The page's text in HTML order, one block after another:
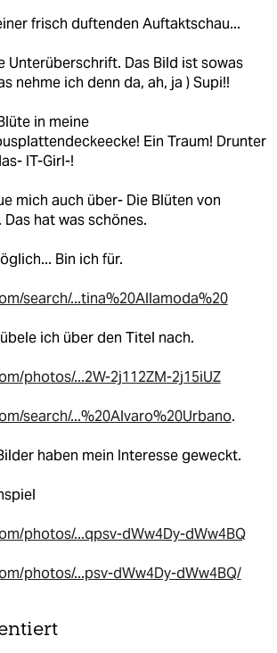
frisch duftenden Auftaktschau...
Unterüberschrift. Das Bild ist sowas
nehme ich denn da, ah, ja ) Supi!!
in meine
Ein Traum! Drunter
IT-Girl-!
mich auch über- Die Blüten von
Das hat was schönes.
Bin ich für.
search/...tina%20Allamoda%20
ich über den Titel nach.
photos/...2W-2j112ZM-2j15iUZ
search/...%20Alvaro%20Urbano.
haben mein Interesse geweckt.
photos/...qpsv-dWw4Dy-dWw4BQ
photos/...psv-dWw4Dy-dWw4BQ/